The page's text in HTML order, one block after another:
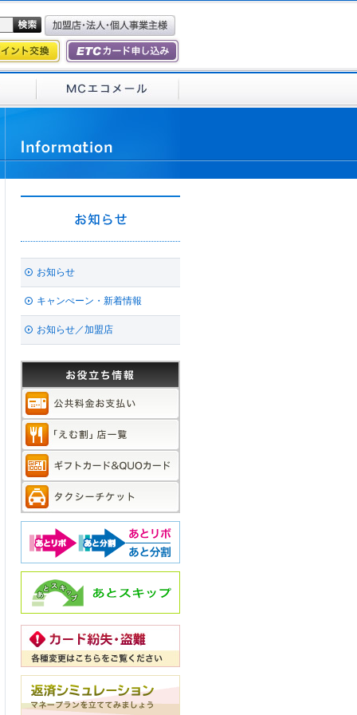
お知らせ
キャンぺーン・新着情報
お知らせ／加盟店